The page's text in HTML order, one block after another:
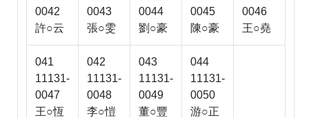
0042
許○云
0043
張○雯
0044
劉○豪
0045
陳○豪
0046
王○堯
041
11131-
0047
王○恆
042
11131-
0048
李○愷
043
11131-
0049
董○豐
044
11131-
0050
游○正